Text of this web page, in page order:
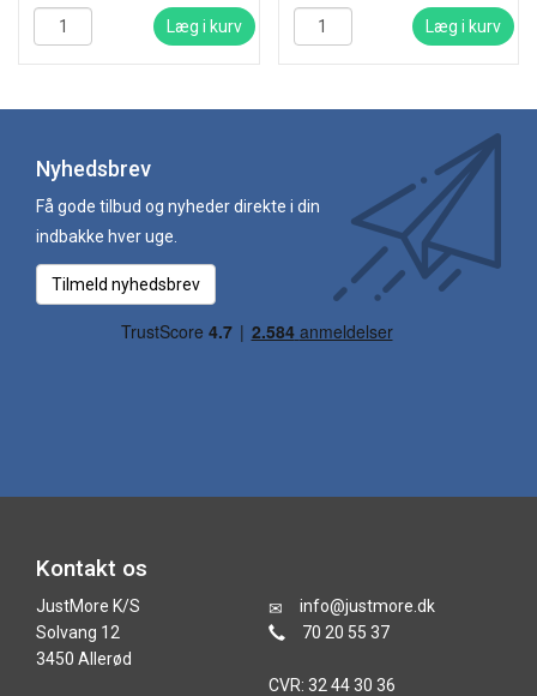
Læg i kurv Læg i kurv
Nyhedsbrev
Få gode tilbud og nyheder direkte i din
indbakke hver uge.
Tilmeld nyhedsbrev
Kontakt os
JustMore K/S
Solvang 12
3450 Allerød
info@justmore.dk
70 20 55 37
CVR: 32 44 30 36